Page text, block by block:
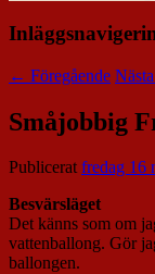
← Föregående Nästa
Småjobbig
Publiceratfredag 16
Besvärsläget
Det känns som om
vattenballong. Gör
ballongen.